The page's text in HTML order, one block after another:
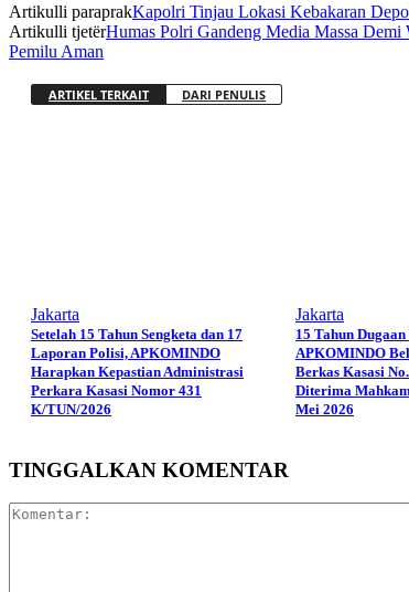
Artikulli paraprakKapolri Tinjau Lokasi Kebakaran
Artikulli tjetërHumas Polri Gandeng Media Massa Demi
Pemilu Aman
ARTIKEL TERKAIT DARI PENULIS
Jakarta
Setelah 15 Tahun Sengketa dan 17
Laporan Polisi, APKOMINDO
Harapkan Kepastian Administrasi
Perkara Kasasi Nomor 431
K/TUN/2026
Jakarta
15 Tahun
APKOMINDO
Berkas Kasasi
Diterima
Mei 2026
TINGGALKAN KOMENTAR